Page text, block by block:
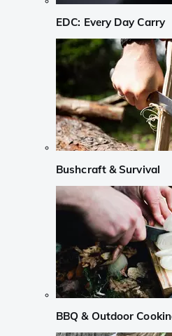
EDC: Every Day Carry
Bushcraft & Survival
BBQ & Outdoor